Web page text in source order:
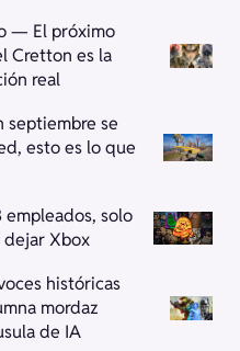
— El próximo
Cretton es la
real
septiembre se
esto es lo que
empleados, solo
dejar Xbox
históricas
mordaz
de IA